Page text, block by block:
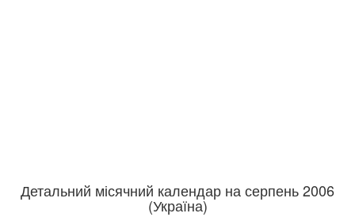
Детальний місячний календар на серпень 2006
(Україна)